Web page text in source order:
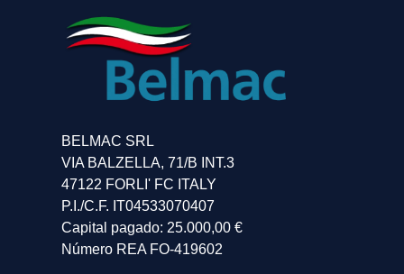
BELMAC SRL
VIA BALZELLA, 71/B INT.3
47122 FORLI' FC ITALY
P.I./C.F. IT04533070407
Capital pagado: 25.000,00 €
Número REA FO-419602